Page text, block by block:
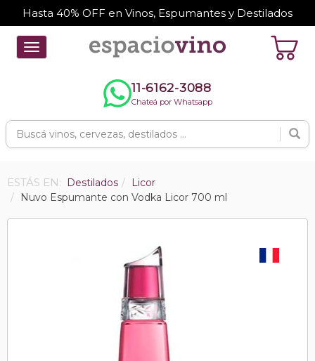
Hasta 40% OFF en Vinos, Espumantes y Destilados
Toggle
navigation
11-6162-3088
Chateá por Whatsapp
ESTÁS EN: Destilados
Licor
Nuvo Espumante con Vodka Licor 700 ml